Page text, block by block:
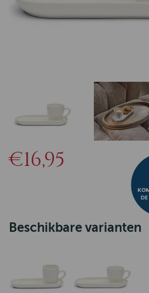
€16,95
Beschikbare varianten